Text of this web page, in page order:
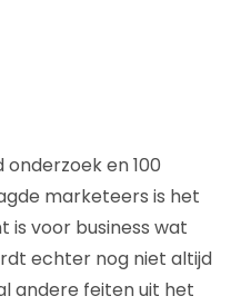
en 100
marketeers is het
is voor business wat
echter nog niet altijd
andere feiten uit het